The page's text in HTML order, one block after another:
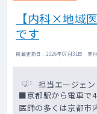
【内科×地域
です
掲載更新日 : 2026年07月31日 案
担当エージェン
■京都駅から電車で
医師の多くは京都市